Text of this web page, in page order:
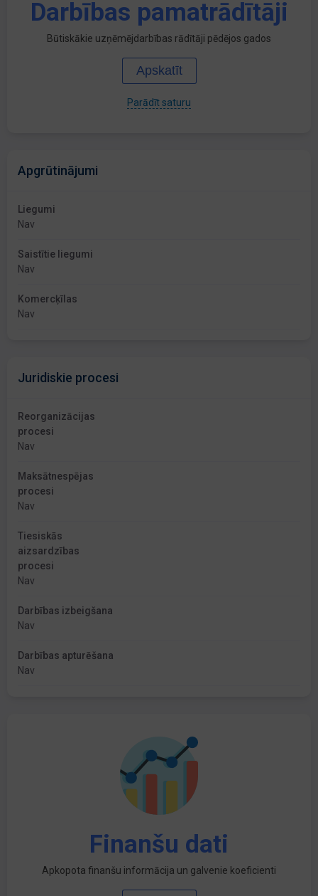
Darbības pamatrādītāji
Būtiskākie uzņēmējdarbības rādītāji pēdējos gados
Apskatīt
Parādīt saturu
Apgrūtinājumi
Liegumi
Nav
Saistītie liegumi
Nav
Komercķīlas
Nav
Juridiskie procesi
Reorganizācijas
procesi
Nav
Maksātnespējas
procesi
Nav
Tiesiskās
aizsardzības
procesi
Nav
Darbības izbeigšana
Nav
Darbības apturēšana
Nav
Finanšu dati
Apkopota finanšu informācija un galvenie koeficienti